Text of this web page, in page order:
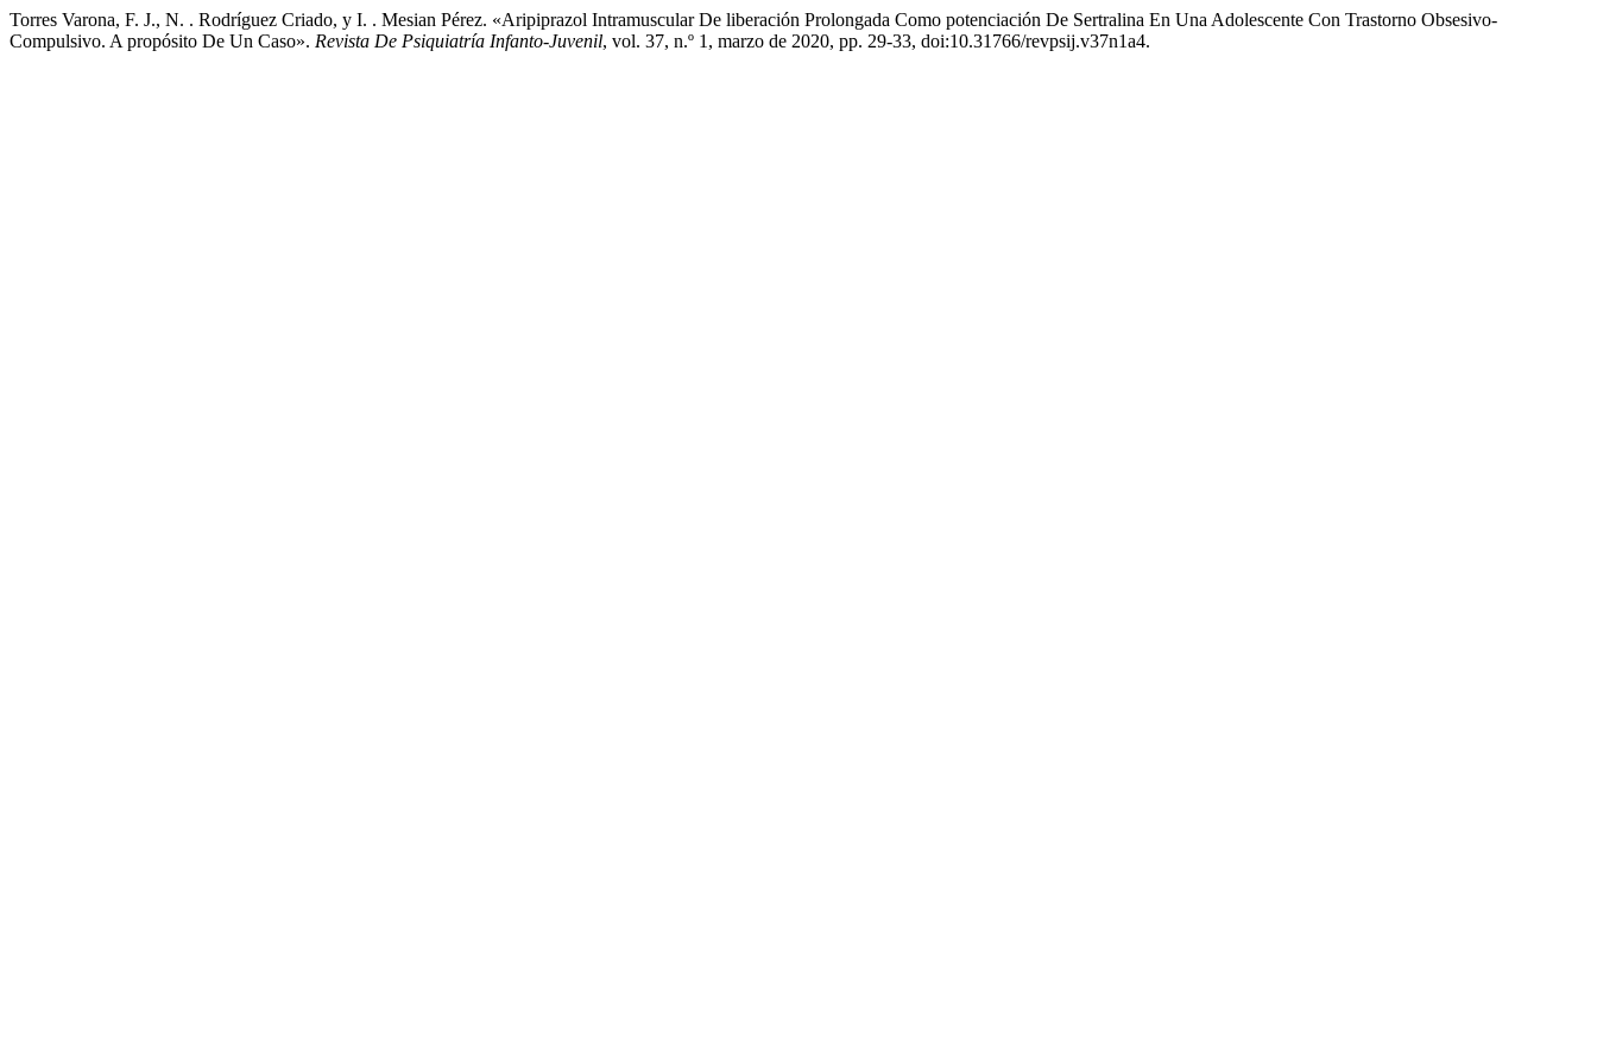
Torres Varona, F. J., N. . Rodríguez Criado, y I. . Mesian Pérez. «Aripiprazol Intramuscular De liberación Prolongada Como potenciación De Sertralina En Una Adolescente Con Trastorno Obsesivo-
Compulsivo. A propósito De Un Caso». Revista De Psiquiatría Infanto-Juvenil, vol. 37, n.º 1, marzo de 2020, pp. 29-33, doi:10.31766/revpsij.v37n1a4.